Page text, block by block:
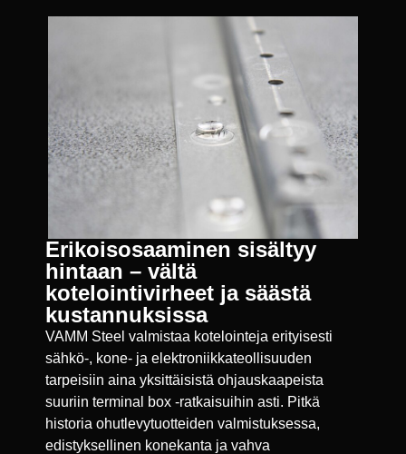
Erikoisosaaminen sisältyy
hintaan – vältä
kotelointivirheet ja säästä
kustannuksissa
VAMM Steel valmistaa kotelointeja erityisesti
sähkö-, kone- ja elektroniikkateollisuuden
tarpeisiin aina yksittäisistä ohjauskaapeista
suuriin terminal box -ratkaisuihin asti. Pitkä
historia ohutlevytuotteiden valmistuksessa,
edistyksellinen konekanta ja vahva